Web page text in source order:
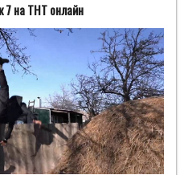
7 на ТНТ онлайн